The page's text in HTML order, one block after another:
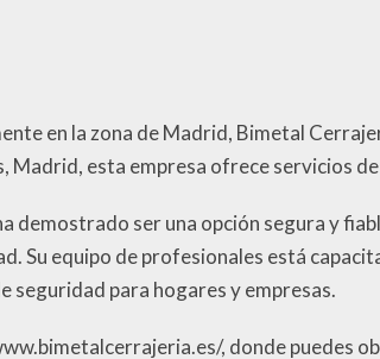
en la zona de Madrid, Bimetal
Madrid, esta empresa ofrece servicios
demostrado ser una opción segura y
Su equipo de profesionales está
seguridad para hogares y empresas.
, donde puedes